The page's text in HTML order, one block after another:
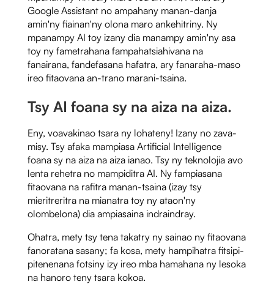
Google Assistant no ampahany manan-danja
amin'ny fiainan'ny olona maro ankehitriny. Ny
mpanampy AI toy izany dia manampy amin'ny asa
toy ny fametrahana fampahatsiahivana na
fanairana, fandefasana hafatra, ary fanaraha-maso
ireo fitaovana an-trano marani-tsaina.
Tsy AI foana sy na aiza na aiza.
Eny, voavakinao tsara ny lohateny! Izany no zava-
misy. Tsy afaka mampiasa Artificial Intelligence
foana sy na aiza na aiza ianao. Tsy ny teknolojia avo
lenta rehetra no mampiditra AI. Ny fampiasana
fitaovana na rafitra manan-tsaina (izay tsy
mieritreritra na mianatra toy ny ataon'ny
olombelona) dia ampiasaina indraindray.
Ohatra, mety tsy tena takatry ny sainao ny fitaovana
fanoratana sasany; fa kosa, mety hampihatra fitsipi-
pitenenana fotsiny izy ireo mba hamahana ny lesoka
na hanoro teny tsara kokoa.